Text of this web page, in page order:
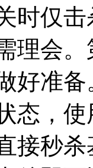
时仅
理会
好准
态，
接秒